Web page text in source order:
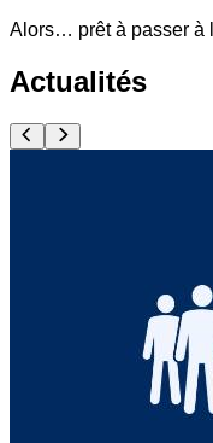
Alors… prêt à passer à
Actualités